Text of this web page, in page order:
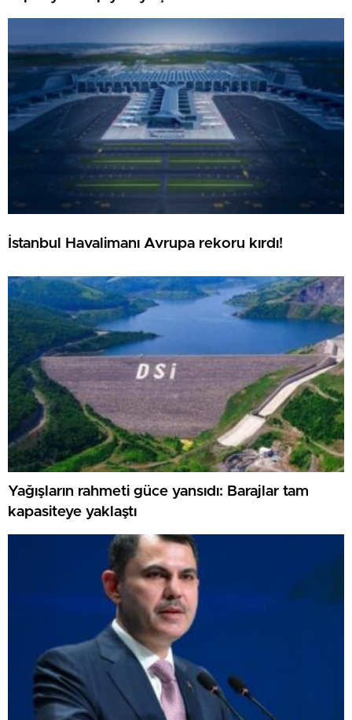
İstanbul Havalimanı Avrupa rekoru kırdı!
Yağışların rahmeti güce yansıdı: Barajlar tam
kapasiteye yaklaştı